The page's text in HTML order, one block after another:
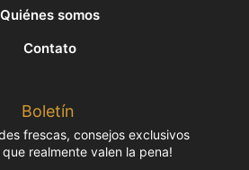
Quiénes somos
Contato
Boletín
frescas, consejos exclusivos
realmente valen la pena!